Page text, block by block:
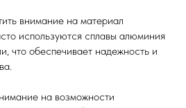
внимание на материал
используются сплавы алюминия
что обеспечивает надежность и
на возможности